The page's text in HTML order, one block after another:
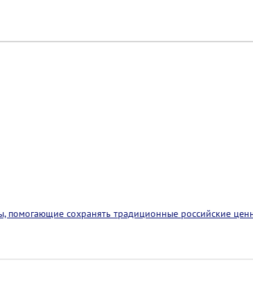
помогающие сохранять традиционные российские